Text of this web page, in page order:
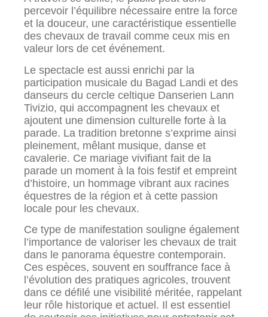
percevoir l’équilibre nécessaire entre la force
et la douceur, une caractéristique essentielle
des chevaux de travail comme ceux mis en
valeur lors de cet événement.
Le spectacle est aussi enrichi par la
participation musicale du Bagad Landi et des
danseurs du cercle celtique Danserien Lann
Tivizio, qui accompagnent les chevaux et
ajoutent une dimension culturelle forte à la
parade. La tradition bretonne s’exprime ainsi
pleinement, mêlant musique, danse et
cavalerie. Ce mariage vivifiant fait de la
parade un moment à la fois festif et empreint
d’histoire, un hommage vibrant aux racines
équestres de la région et à cette passion
locale pour les chevaux.
Ce type de manifestation souligne également
l’importance de valoriser les chevaux de trait
dans le panorama équestre contemporain.
Ces espèces, souvent en souffrance face à
l’évolution des pratiques agricoles, trouvent
dans ce défilé une visibilité méritée, rappelant
leur rôle historique et actuel. Il est essentiel